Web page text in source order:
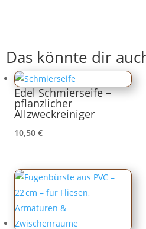
Das könnte dir
Edel Schmierseife –
pflanzlicher
Allzweckreiniger
10,50 €